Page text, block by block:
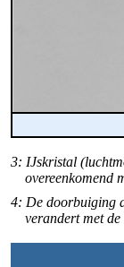
3: IJskristal
overeenkomend
4: De doorbuiging
verandert met de